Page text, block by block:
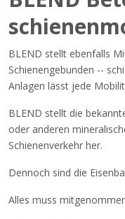
BLEND stellt ebenfalls
Schienengebunden --
Anlagen lässt jede
BLEND stellt die
oder anderen
Schienenverkehr her.
Dennoch sind die
Alles muss